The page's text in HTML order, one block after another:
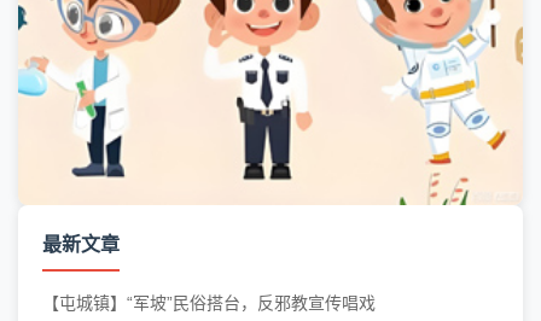
最新文章
【屯城镇】“军坡”民俗搭台，反邪教宣传唱戏